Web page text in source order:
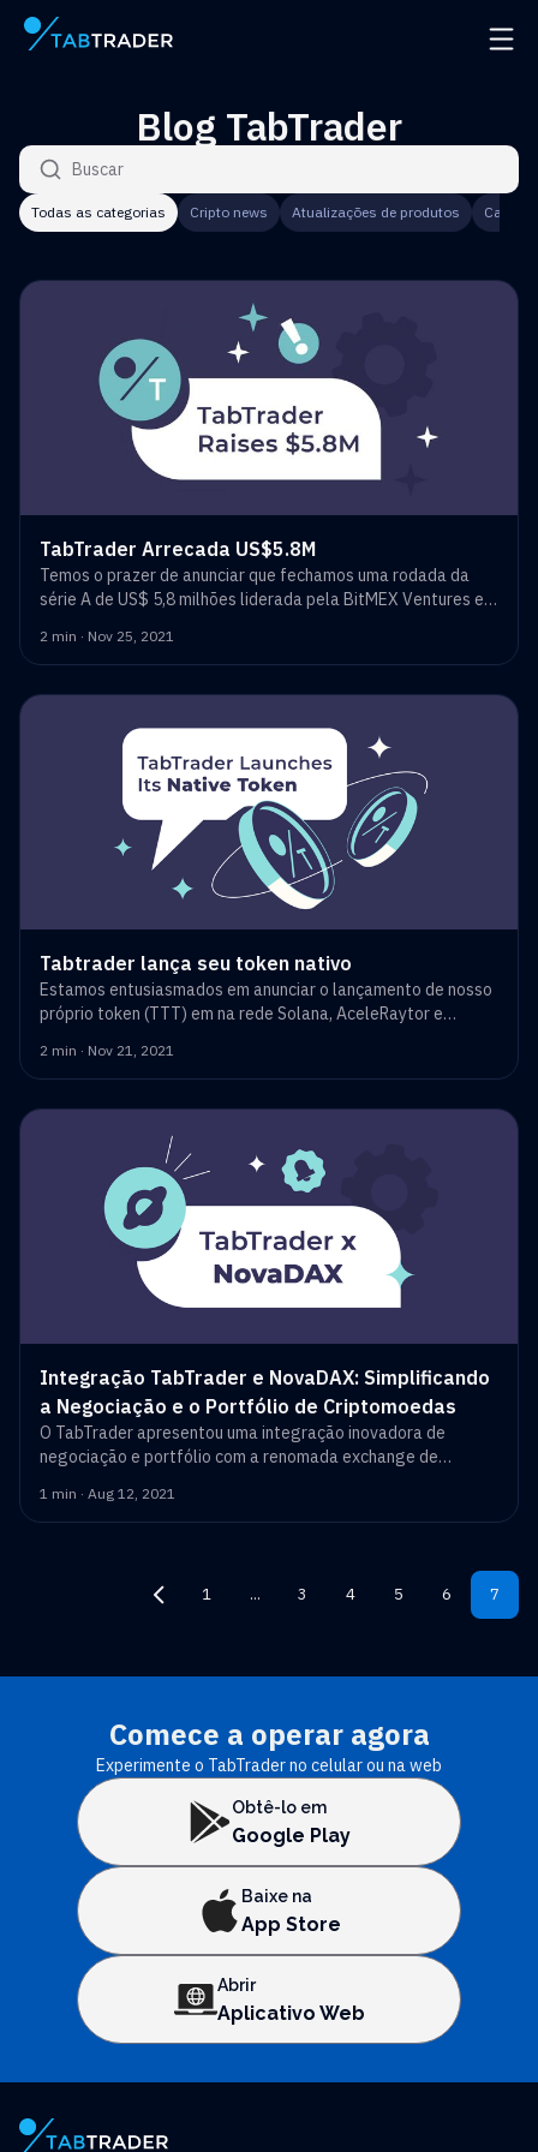
Página principal Abrir
Blog TabTrader
Todas as categorias Cripto news Atualizações de produtos
Buscar artigos
TabTrader Arrecada US$5.8M
Temos o prazer de anunciar que fechamos uma rodada da
série A de US$ 5,8 milhões liderada pela BitMEX Ventures e
Capital, SOSV e Artesian Venture Partners.
2 min · Nov 25, 2021
Tabtrader lança seu token nativo
Estamos entusiasmados em anunciar o lançamento de nosso
próprio token (TTT) em na rede Solana, AceleRaytor e
2 min · Nov 21, 2021
Integração TabTrader e NovaDAX: Simplificando
a Negociação e o Portfólio de Criptomoedas
O TabTrader apresentou uma integração inovadora de
negociação e portfólio com a renomada exchange de
1 min · Aug 12, 2021
1 ... 3 4 5 6 7
Comece a operar agora
Experimente o TabTrader no celular ou na web
Obtê-lo em
Google Play
Baixe na
App Store
Abrir
Aplicativo Web